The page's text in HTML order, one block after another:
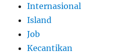
Internasional
Island
Job
Kecantikan